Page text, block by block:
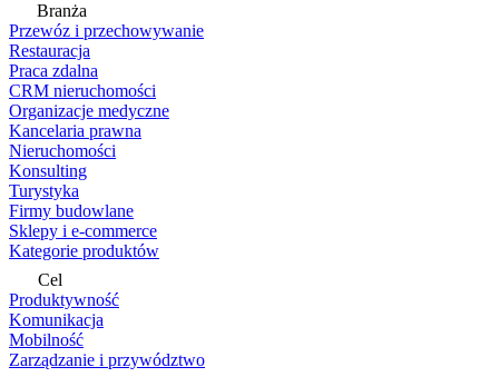
Branża
Przewóz i przechowywanie
Restauracja
Praca zdalna
CRM nieruchomości
Organizacje medyczne
Kancelaria prawna
Nieruchomości
Konsulting
Turystyka
Firmy budowlane
Sklepy i e-commerce
Kategorie produktów
Cel
Produktywność
Komunikacja
Mobilność
Zarządzanie i przywództwo